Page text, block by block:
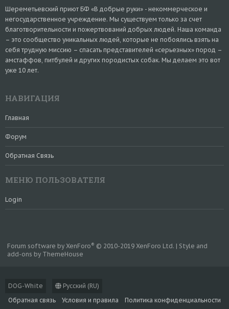
Шереметьевский приют БФ «В добрые руки» - некоммерческое и
негосударственное учреждение. Мы существуем только за счет
благотворительности и пожертвований добрых людей. Наша команда
– это сообщество уникальных людей, которые не побоялись взять на
себя трудную миссию – спасать представителей «серьезных» пород –
амстаффов, питбулей и других породистых собак. Мы делаем это вот
уже 10 лет.
НАВИГАЦИЯ
Главная
Форум
Обратная Связь
МЕНЮ ПОЛЬЗОВАТЕЛЯ
Login
DOG-White
Русский (RU)
Обратная связь
Условия и правила Политика конфиденциальности
Forum software by XenForo® © 2010-2019 XenForo Ltd. | Style and
add-ons by ThemeHouse